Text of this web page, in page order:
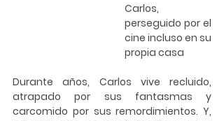
Carlos,
perseguido por el
cine incluso en su
propia casa
Durante años, Carlos vive recluido,
atrapado por sus fantasmas y
carcomido por sus remordimientos. Y,